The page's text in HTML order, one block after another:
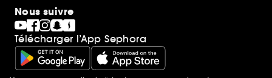
Nous suivre
Télécharger l’App Sephora